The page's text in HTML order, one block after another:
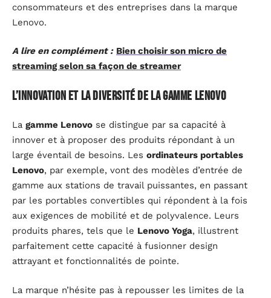
consommateurs et des entreprises dans la marque
Lenovo.
A lire en complément : Bien choisir son micro de
streaming selon sa façon de streamer
L’innovation et la diversité de la gamme Lenovo
La gamme Lenovo se distingue par sa capacité à
innover et à proposer des produits répondant à un
large éventail de besoins. Les ordinateurs portables
Lenovo, par exemple, vont des modèles d’entrée de
gamme aux stations de travail puissantes, en passant
par les portables convertibles qui répondent à la fois
aux exigences de mobilité et de polyvalence. Leurs
produits phares, tels que le Lenovo Yoga, illustrent
parfaitement cette capacité à fusionner design
attrayant et fonctionnalités de pointe.
La marque n’hésite pas à repousser les limites de la